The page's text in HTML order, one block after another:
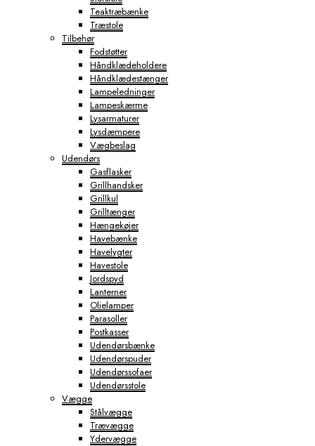
Teaktræbænke
Træstole
Tilbehør
Fodstøtter
Håndklædeholdere
Håndklædestænger
Lampeledninger
Lampeskærme
Lysarmaturer
Lysdæmpere
Vægbeslag
Udendørs
Gasflasker
Grillhandsker
Grillkul
Grilltænger
Hængekøjer
Havebænke
Havelygter
Havestole
Jordspyd
Lanterner
Olielamper
Parasoller
Postkasser
Udendørsbænke
Udendørspuder
Udendørssofaer
Udendørsstole
Vægge
Stålvægge
Trævægge
Ydervægge